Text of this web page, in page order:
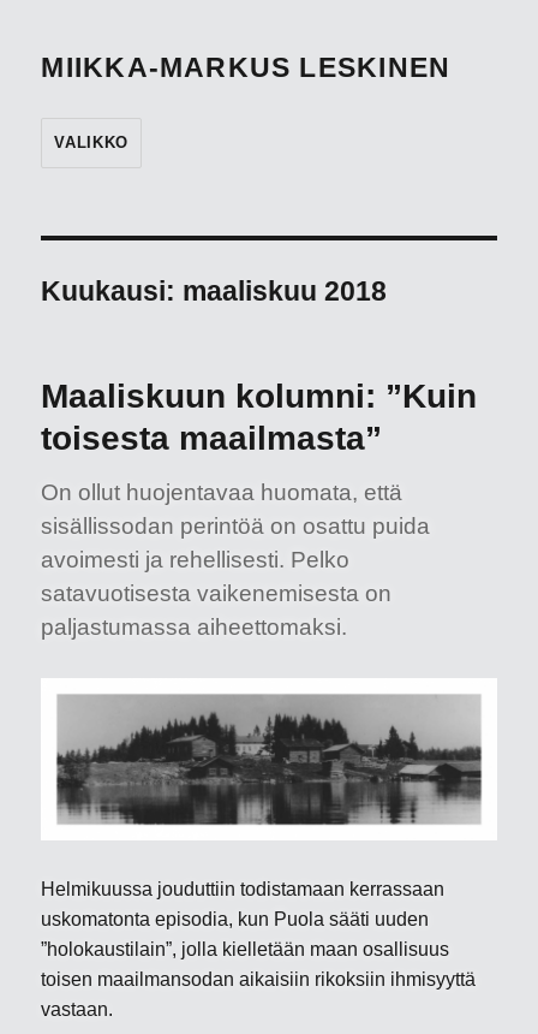
MIIKKA-MARKUS LESKINEN
VALIKKO
Kuukausi: maaliskuu 2018
Maaliskuun kolumni: ”Kuin
toisesta maailmasta”
On ollut huojentavaa huomata, että
sisällissodan perintöä on osattu puida
avoimesti ja rehellisesti. Pelko
satavuotisesta vaikenemisesta on
paljastumassa aiheettomaksi.
Helmikuussa jouduttiin todistamaan kerrassaan
uskomatonta episodia, kun Puola sääti uuden
”holokaustilain”, jolla kielletään maan osallisuus
toisen maailmansodan aikaisiin rikoksiin ihmisyyttä
vastaan.